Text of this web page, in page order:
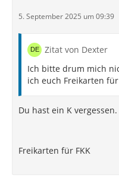
5. September 2025 um 09:39
Zitat von Dexter
Ich bitte drum mich
ich euch Freikarten
Du hast ein K vergessen.
Freikarten für FKK